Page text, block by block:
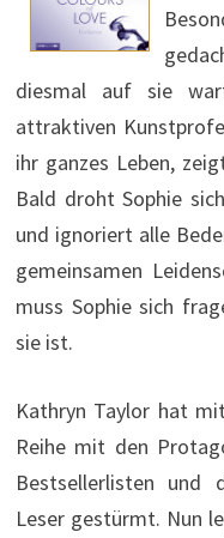
diesmal auf sie
attraktiven
ihr ganzes Leben,
Bald droht Sophie
und ignoriert alle
gemeinsamen
muss Sophie sich
sie ist.
Kathryn Taylor hat
Reihe mit den
Bestsellerlisten und
Leser gestürmt. Nun